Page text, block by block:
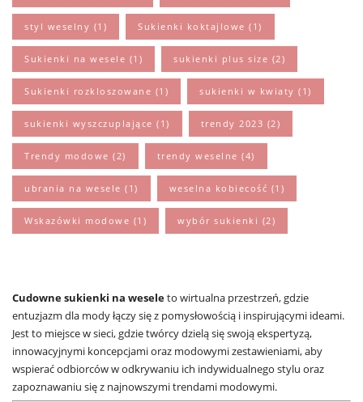
styl weselny (1) Sukienki koktajlowe (1)
Sukienki na wesele (1) sukienki plus size (2)
Sukienki rozkloszowane (1) sukienki w kwiaty (1)
sukienki wyszczuplające (1) trendy 2023 (2)
Trendy modowe (2) trendy weselne (4)
ubrania na wesele (1) weselna kobiecość (1)
Wskazówki modowe (1) wybór sukienki (2)
Cudowne sukienki na weseleto wirtualna przestrzeń, gdzie
entuzjazm dla mody łączy się z pomysłowością i inspirującymi ideami.
Jest to miejsce w sieci, gdzie twórcy dzielą się swoją ekspertyzą,
innowacyjnymi koncepcjami oraz modowymi zestawieniami, aby
wspierać odbiorców w odkrywaniu ich indywidualnego stylu oraz
zapoznawaniu się z najnowszymi trendami modowymi.